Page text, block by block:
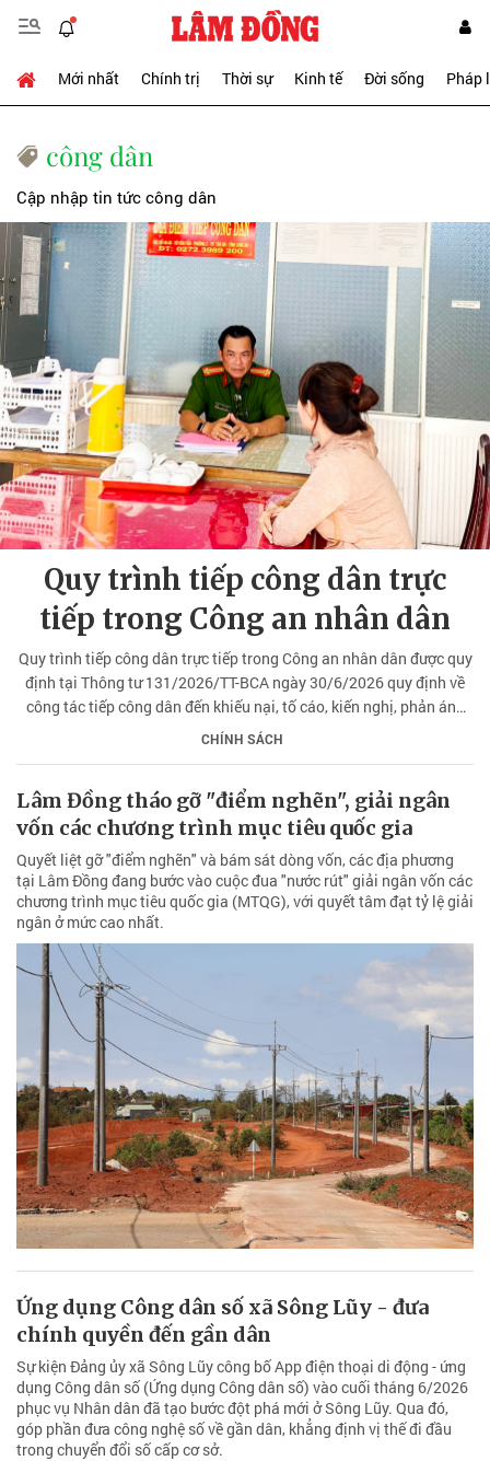
Mới nhất Chính trị Thời sự Kinh tế Đời sống Pháp
công dân
Cập nhập tin tức công dân
Quy trình tiếp công dân trực
tiếp trong Công an nhân dân
Quy trình tiếp công dân trực tiếp trong Công an nhân dân được quy
định tại Thông tư 131/2026/TT-BCА ngày 30/6/2026 quy định về
công tác tiếp công dân đến khiếu nại, tố cáo, kiến nghị, phản ánh
trong Công an nhân dân.
CHÍNH SÁCH
Lâm Đồng tháo gỡ "điểm nghẽn", giải ngân
vốn các chương trình mục tiêu quốc gia
Quyết liệt gỡ "điểm nghẽn" và bám sát dòng vốn, các địa phương
tại Lâm Đồng đang bước vào cuộc đua "nước rút" giải ngân vốn các
chương trình mục tiêu quốc gia (MTQG), với quyết tâm đạt tỷ lệ giải
ngân ở mức cao nhất.
Ứng dụng Công dân số xã Sông Lũy - đưa
chính quyền đến gần dân
Sự kiện Đảng ủy xã Sông Lũy công bố App điện thoại di động - ứng
dụng Công dân số (Ứng dụng Công dân số) vào cuối tháng 6/2026
phục vụ Nhân dân đã tạo bước đột phá mới ở Sông Lũy. Qua đó,
góp phần đưa công nghệ số về gần dân, khẳng định vị thế đi đầu
trong chuyển đổi số cấp cơ sở.